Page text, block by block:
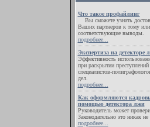
Что такое профайлинг
Вы сможете узнать
Ваших партнеров к тому
соответствующие выводы.
подробнее...
Экспертиза на детекторе
Эффективность
при раскрытии
специалистов-
дел.
подробнее...
Как оформляются
помощью детектора лжи
Руководитель может
Законодательно это никак не
подробнее...